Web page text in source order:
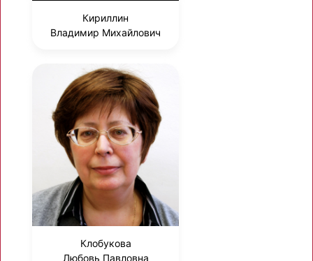
Кириллин
Владимир Михайлович
Клобукова
Любовь Павловна